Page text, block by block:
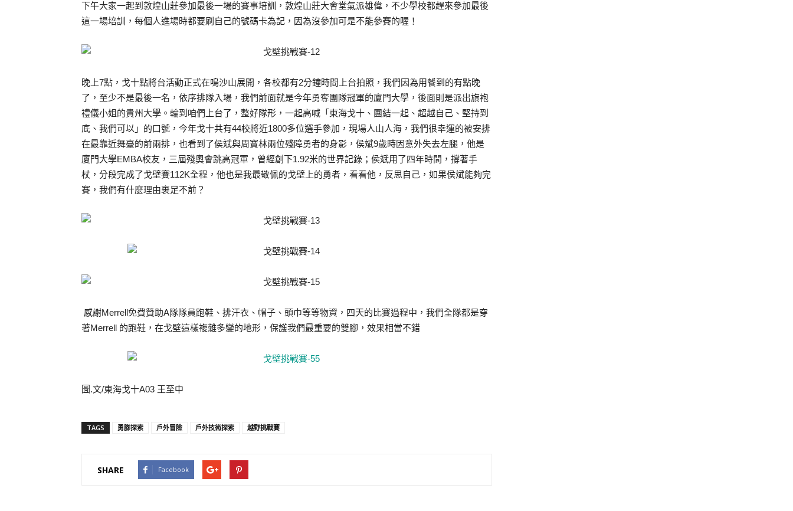
下午大家一起到敦煌山莊參加最後一場的賽事培訓，敦煌山莊大會堂氣派雄偉，不少學校都趕來參加最後
這一場培訓，每個人進場時都要刷自己的號碼卡為記，因為沒參加可是不能參賽的喔！
晚上7點，戈十點將台活動正式在鳴沙山展開，各校都有2分鐘時間上台拍照，我們因為用餐到的有點晚
了，至少不是最後一名，依序排隊入場，我們前面就是今年勇奪團隊冠軍的廈門大學，後面則是派出旗袍
禮儀小姐的貴州大學。輪到咱們上台了，整好隊形，一起高喊「東海戈十、團結一起、超越自己、堅持到
底、我們可以」的口號，今年戈十共有44校將近1800多位選手參加，現場人山人海，我們很幸運的被安排
在最靠近舞臺的前兩排，也看到了侯斌與周寶林兩位殘障勇者的身影，侯斌9歲時因意外失去左腿，他是
廈門大學EMBA校友，三屆殘奧會跳高冠軍，曾經創下1.92米的世界記錄；侯斌用了四年時間，撐著手
杖，分段完成了戈壁賽112K全程，他也是我最敬佩的戈壁上的勇者，看看他，反思自己，如果侯斌能夠完
賽，我們有什麼理由裹足不前？
感謝Merrell免費贊助A隊隊員跑鞋、排汗衣、帽子、頭巾等等物資，四天的比賽過程中，我們全隊都是穿
著Merrell 的跑鞋，在戈壁這樣複雜多變的地形，保護我們最重要的雙腳，效果相當不錯
圖.文/東海戈十A03 王至中
TAGS 勇腳探索 戶外冒險 戶外技術探索 越野挑戰賽
SHARE Facebook